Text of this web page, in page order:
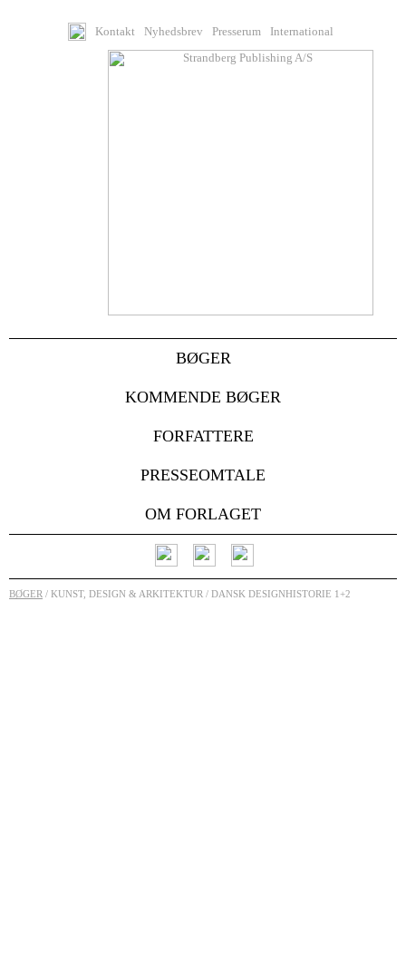
Kontakt Nyhedsbrev Presserum International
BØGER
KOMMENDE BØGER
FORFATTERE
PRESSEOMTALE
OM FORLAGET
BØGER / KUNST, DESIGN & ARKITEKTUR / DANSK DESIGNHISTORIE 1+2